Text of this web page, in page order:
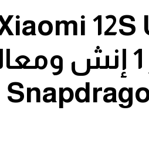
بمستشعر 1 إنش